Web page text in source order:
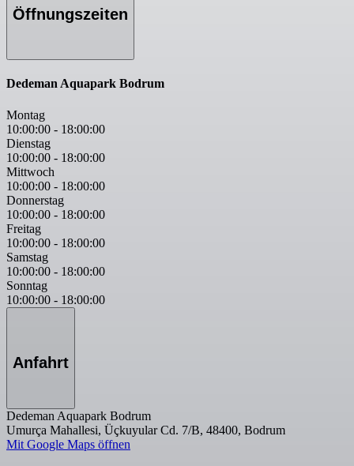
Öffnungszeiten
Dedeman Aquapark Bodrum
Montag
10:00:00 - 18:00:00
Dienstag
10:00:00 - 18:00:00
Mittwoch
10:00:00 - 18:00:00
Donnerstag
10:00:00 - 18:00:00
Freitag
10:00:00 - 18:00:00
Samstag
10:00:00 - 18:00:00
Sonntag
10:00:00 - 18:00:00
Anfahrt
Dedeman Aquapark Bodrum
Umurça Mahallesi, Üçkuyular Cd. 7/B, 48400, Bodrum
Mit Google Maps öffnen